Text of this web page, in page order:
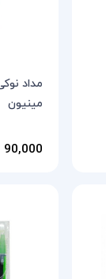
مینیون
90,000 تومان